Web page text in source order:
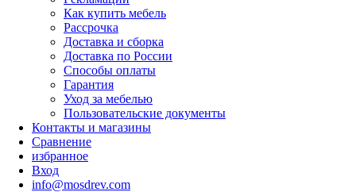
Как купить мебель
Рассрочка
Доставка и сборка
Доставка по России
Способы оплаты
Гарантия
Уход за мебелью
Пользовательские документы
Контакты и магазины
Сравнение
избранное
Вход
info@mosdrev.com